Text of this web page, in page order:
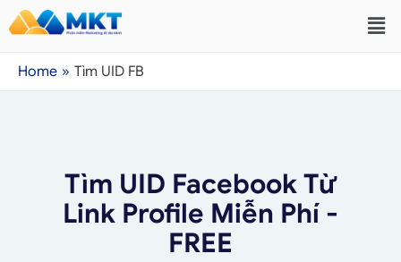
Home Tìm UID FB
Tìm UID Facebook Từ
Link Profile Miễn Phí -
FREE